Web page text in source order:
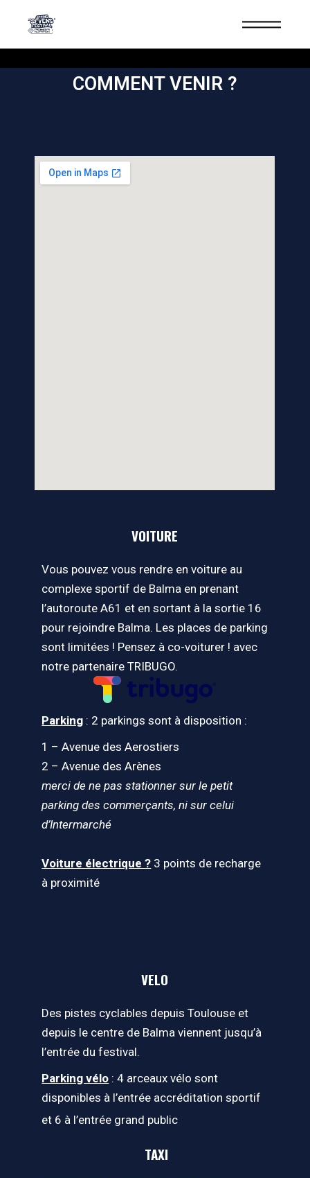
COMMENT VENIR ?
VOITURE
Vous pouvez vous rendre en voiture au
complexe sportif de Balma en prenant
l’autoroute A61 et en sortant à la sortie 16
pour rejoindre Balma. Les places de parking
sont limitées ! Pensez à co-voiturer ! avec
notre partenaire TRIBUGO.
Parking : 2 parkings sont à disposition :
1 – Avenue des Aerostiers
2 – Avenue des Arènes
merci de ne pas stationner sur le petit
parking des commerçants, ni sur celui
d’Intermarché
Voiture électrique ? 3 points de recharge
à proximité
VELO
Des pistes cyclables depuis Toulouse et
depuis le centre de Balma viennent jusqu’à
l’entrée du festival.
Parking vélo : 4 arceaux vélo sont
disponibles à l’entrée accréditation sportif
et 6 à l’entrée grand public
TAXI